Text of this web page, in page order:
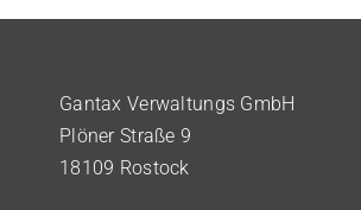
Gantax Verwaltungs GmbH
Plöner Straße 9
18109 Rostock